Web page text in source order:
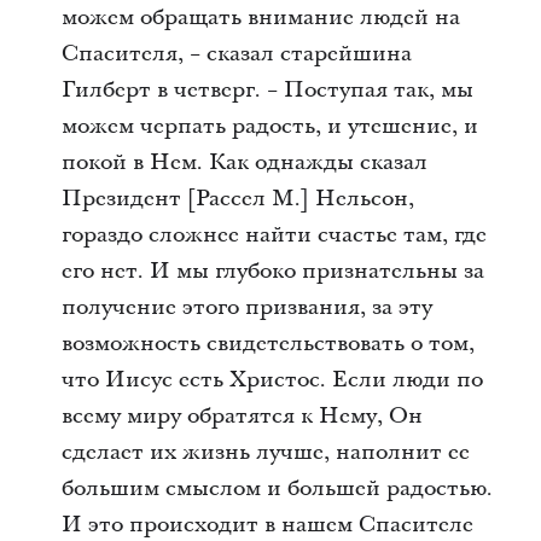
можем обращать внимание людей на
Спасителя, − сказал старейшина
Гилберт в четверг. − Поступая так, мы
можем черпать радость, и утешение, и
покой в Нем. Как однажды сказал
Президент [Рассел М.] Нельсон,
гораздо сложнее найти счастье там, где
его нет. И мы глубоко признательны за
получение этого призвания, за эту
возможность свидетельствовать о том,
что Иисус есть Христос. Если люди по
всему миру обратятся к Нему, Он
сделает их жизнь лучше, наполнит ее
большим смыслом и большей радостью.
И это происходит в нашем Спасителе